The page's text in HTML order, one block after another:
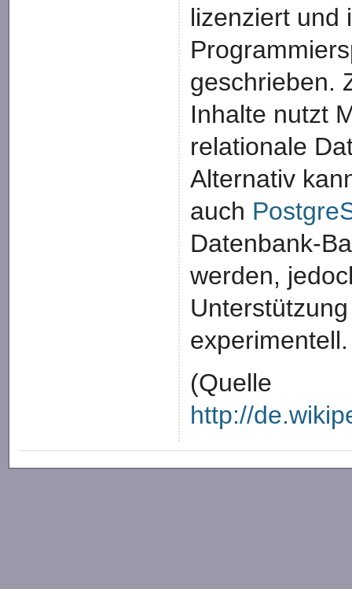
lizenziert und
geschrieben.
Inhalte nutzt
relationale
Alternativ
auch
Datenbank-
werden,
experimentell.
(Quelle
http://